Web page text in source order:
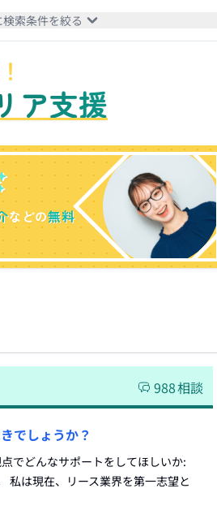
検索条件を絞る
ア支援
などの無料
988相談
でしょうか？
でどんなサポートをしてほしいか:
私は現在、リース業界を第一志望と